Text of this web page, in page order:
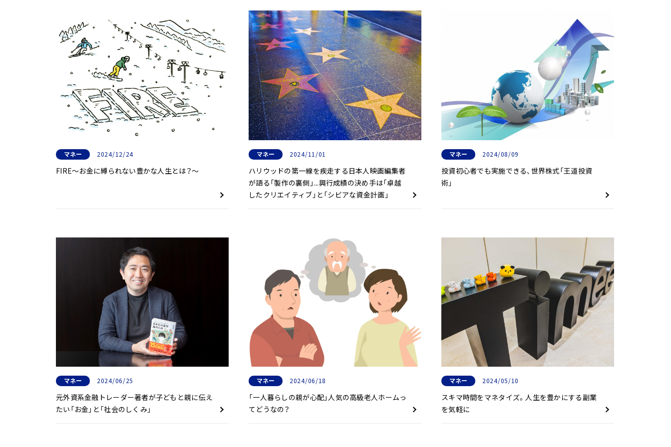
マネー 2024/12/24
FIRE～お金に縛られない豊かな人生とは？～
マネー 2024/11/01
ハリウッドの第一線を疾走する日本人映画編集者
が語る「製作の裏側」...興行成績の決め手は「卓越
したクリエイティブ」と「シビアな資金計画」
マネー 2024/08/09
投資初心者でも実施できる、世界株式「王道投資
術」
マネー 2024/06/25
元外資系金融トレーダー著者が子どもと親に伝え
たい「お金」と「社会のしくみ」
マネー 2024/06/18
「一人暮らしの親が心配」人気の高級老人ホームっ
てどうなの？
マネー 2024/05/10
スキマ時間をマネタイズ。人生を豊かにする副業
を気軽に